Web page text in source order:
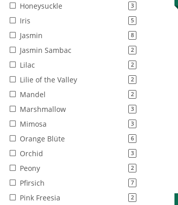
Honeysuckle 3Artikel gefunden
Iris 5Artikel gefunden
Jasmin 8Artikel gefunden
Jasmin Sambac 2Artikel gefunden
Lilac 2Artikel gefunden
Lilie of the Valley 2Artikel gefunden
Mandel 2Artikel gefunden
Marshmallow 3Artikel gefunden
Mimosa 3Artikel gefunden
Orange Blüte 6Artikel gefunden
Orchid 3Artikel gefunden
Peony 2Artikel gefunden
Pfirsich 7Artikel gefunden
Pink Freesia 2Artikel gefunden